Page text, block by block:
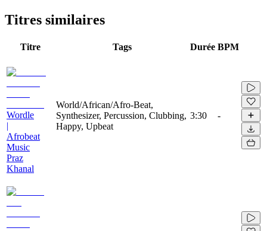
Titres similaires
Titre Tags Durée BPM
Wordle
|
Afrobeat
Music
Praz
Khanal
World/African/Afro-Beat,
Synthesizer, Percussion, Clubbing,
Happy, Upbeat
3:30 -